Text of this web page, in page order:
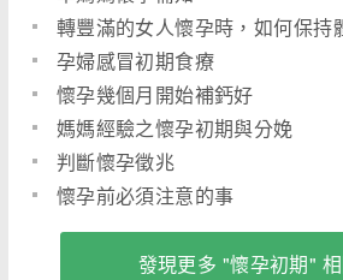
轉豐滿的女人懷孕時，如何保持
孕婦感冒初期食療
懷孕幾個月開始補鈣好
媽媽經驗之懷孕初期與分娩
判斷懷孕徵兆
懷孕前必須注意的事
發現更多 "懷孕初期"